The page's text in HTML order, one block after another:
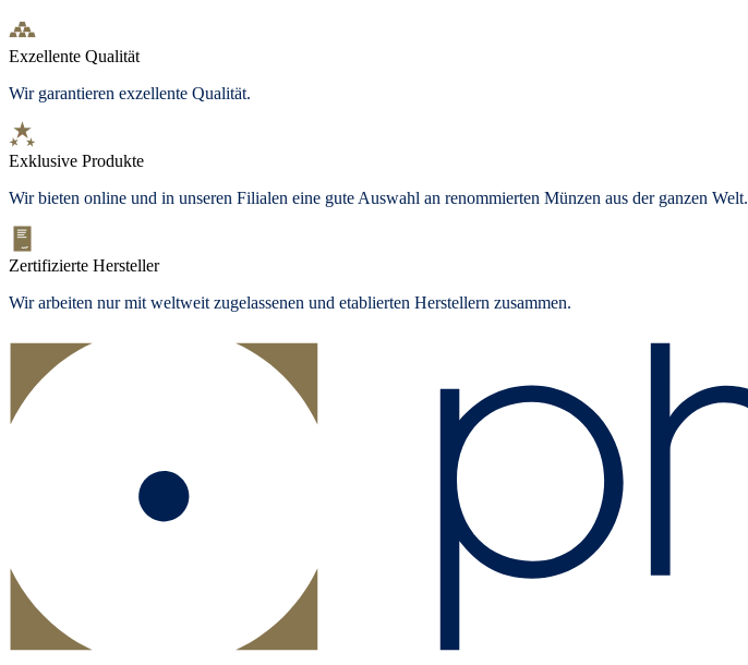
Exzellente Qualität
Wir garantieren exzellente Qualität.
Exklusive Produkte
Wir bieten online und in unseren Filialen eine gute Auswahl an renommierten Münzen aus der ganzen Welt.
Zertifizierte Hersteller
Wir arbeiten nur mit weltweit zugelassenen und etablierten Herstellern zusammen.